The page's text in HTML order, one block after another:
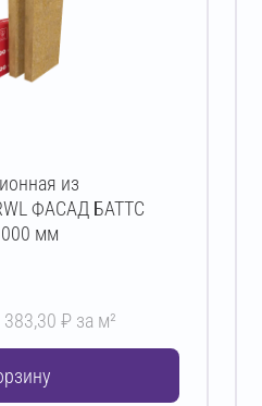
из
ФАСАД БАТТС
мм
383,30 ₽ за м²